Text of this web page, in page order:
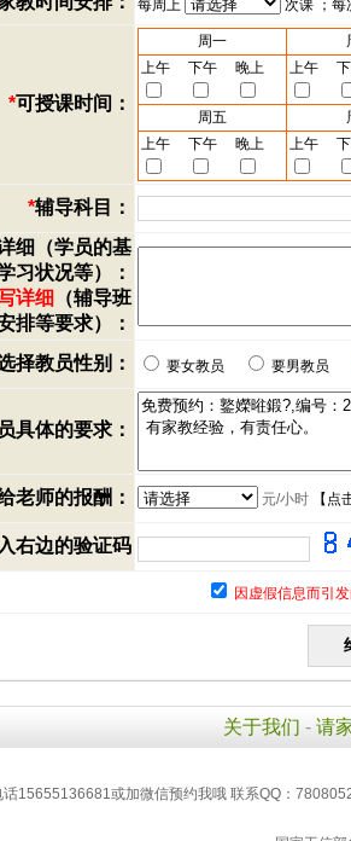
每周上 次课 ；每
*可授课时间：
周一
上午
下午 晚上 上午
周五
上午 下午 晚上 上午
*辅导科目：
细（学员的基
习状况等）：
详细 （辅导班
排等要求）：
择教员性别：
要女教员 要男教员
具体的要求：
老师的报酬： 元/小时【 点
右边的验证码
因虚假信息而引
关于我们 - 请
话15655136681或加微信预约我哦 联系QQ：